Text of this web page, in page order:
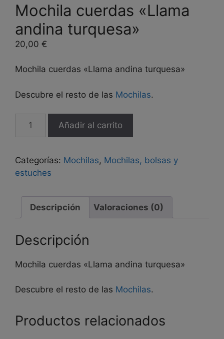
Mochila cuerdas «Llama
andina turquesa»
20,00 €
Mochila cuerdas «Llama andina turquesa»
Descubre el resto de las Mochilas.
Mochila
andina
turquesa"
Añadir al carrito
Categorías: Mochilas, Mochilas, bolsas y
estuches
Descripción Valoraciones (0)
Descripción
Mochila cuerdas «Llama andina turquesa»
Descubre el resto de las Mochilas.
Productos relacionados